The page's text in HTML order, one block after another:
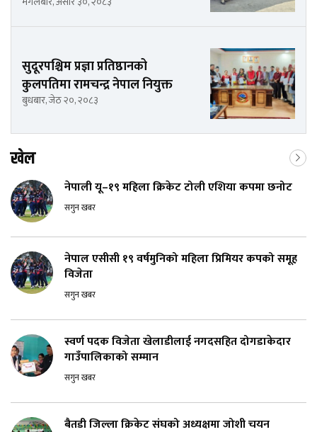
सुदूरपश्चिम प्रज्ञा प्रतिष्ठानको
कुलपतिमा रामचन्द्र नेपाल नियुक्त
बुधबार, जेठ २०, २०८३
खेल
नेपाली यू–१९ महिला क्रिकेट टोली एशिया कपमा छनोट
सगुन खबर
नेपाल एसीसी १९ वर्षमुनिको महिला प्रिमियर कपको समूह
विजेता
सगुन खबर
स्वर्ण पदक विजेता खेलाडीलाई नगदसहित दोगडाकेदार
गाउँपालिकाको सम्मान
सगुन खबर
बैतडी जिल्ला क्रिकेट संघको अध्यक्षमा जोशी चयन